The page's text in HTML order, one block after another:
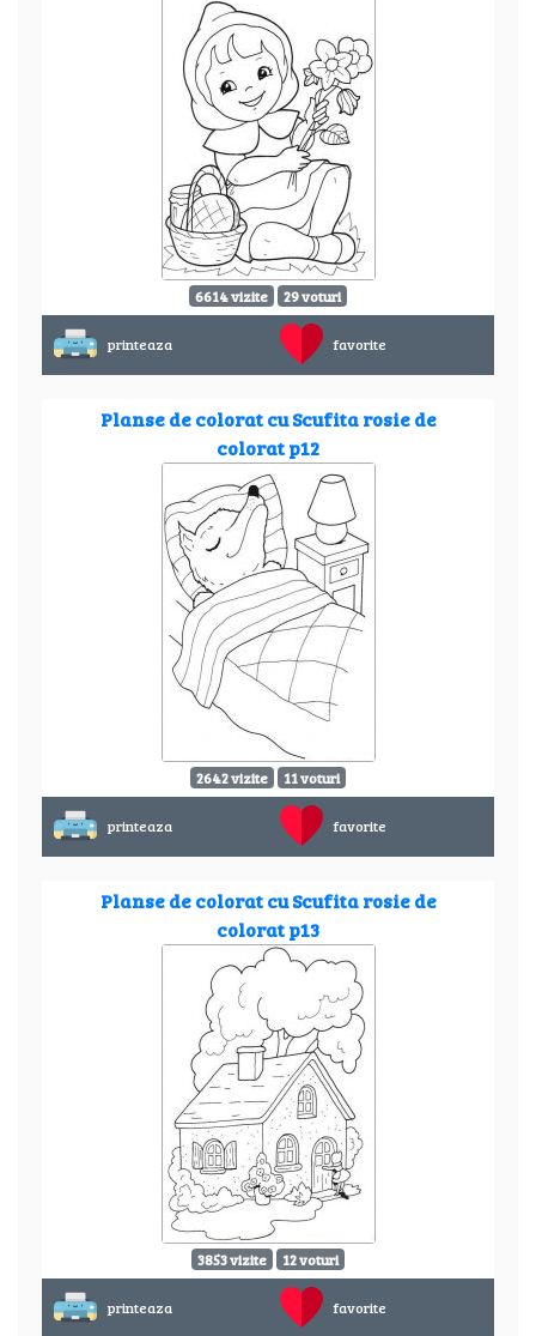
6614 vizite 29 voturi
printeaza favorite
Planse de colorat cu Scufita rosie de
colorat p12
2642 vizite 11 voturi
printeaza favorite
Planse de colorat cu Scufita rosie de
colorat p13
3853 vizite 12 voturi
printeaza favorite